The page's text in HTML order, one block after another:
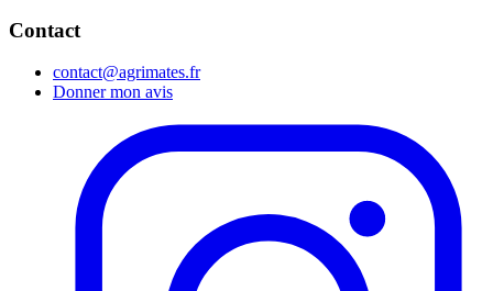
Contact
contact@agrimates.fr
Donner mon avis